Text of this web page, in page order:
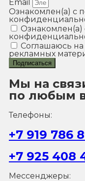
Email
Ознакомлен(а) с
Ознакомлен(а)
Соглашаюсь
рекламных
Подписаться
Мы на
по любым
Телефоны:
+7 919 786
+7 925 408
Мессенджеры: